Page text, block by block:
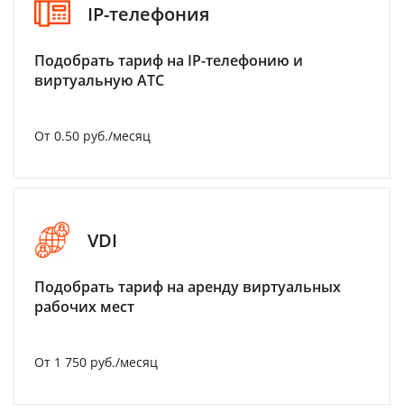
IP-телефония
Подобрать тариф на IP-телефонию и
виртуальную АТС
От 0.50 руб./месяц
VDI
Подобрать тариф на аренду виртуальных
рабочих мест
От 1 750 руб./месяц